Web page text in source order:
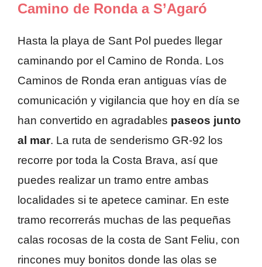
Camino de Ronda a S’Agaró
Hasta la playa de Sant Pol puedes llegar
caminando por el Camino de Ronda. Los
Caminos de Ronda eran antiguas vías de
comunicación y vigilancia que hoy en día se
han convertido en agradables paseos junto
al mar. La ruta de senderismo GR-92 los
recorre por toda la Costa Brava, así que
puedes realizar un tramo entre ambas
localidades si te apetece caminar. En este
tramo recorrerás muchas de las pequeñas
calas rocosas de la costa de Sant Feliu, con
rincones muy bonitos donde las olas se